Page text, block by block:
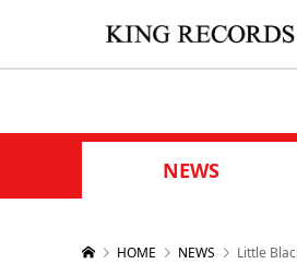
NEWS
HOME NEWS Little